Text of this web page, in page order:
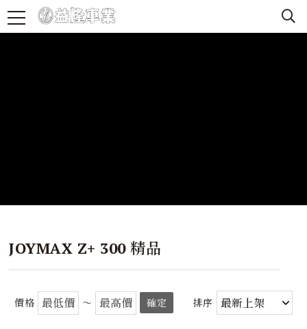
JOYMAX Z+ 300 精品
價格 ～ 確定 排序